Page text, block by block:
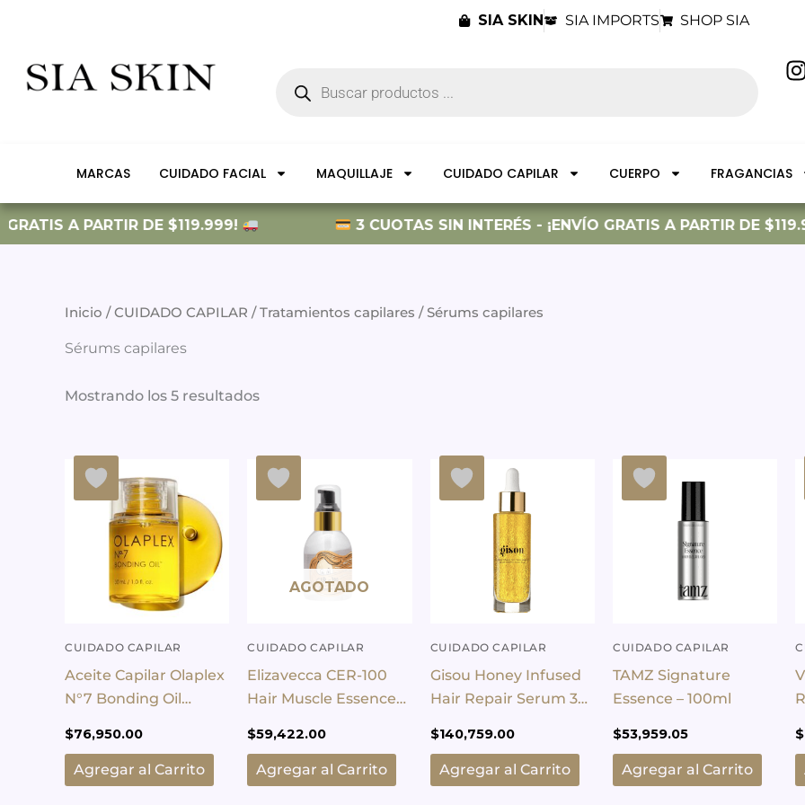
SIA SKIN SIA IMPORTS SHOP SIA
productos
I
r
MARCAS CUIDADO FACIAL MAQUILLAJE CUIDADO CAPILAR CUERPO FRAGANCIAS
A PARTIR DE $119.999! 3 CUOTAS SIN INTERÉS - ¡ENVÍO GRATIS A PARTIR DE
Inicio /CUIDADO CAPILAR /Tratamientos capilares / Sérums capilares
Sérums capilares
Mostrando los 5 resultados
CUIDADO CAPILAR
Aceite Capilar Olaplex
N°7 Bonding Oil
$76,950.00
Agregar al Carrito
AGOTADO
CUIDADO CAPILAR
Elizavecca CER-100
Hair Muscle Essence
$59,422.00
Agregar al Carrito
CUIDADO CAPILAR
Gisou Honey Infused
Hair Repair Serum 30
$140,759.00
Agregar al Carrito
CUIDADO CAPILAR
TAMZ Signature
Essence – 100ml
$53,959.05
Agregar al Carrito
$